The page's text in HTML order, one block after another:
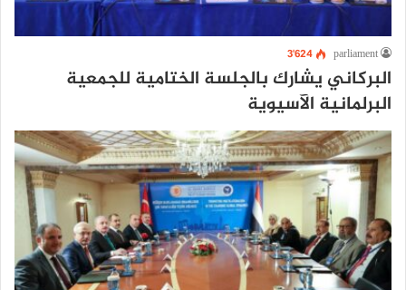
parliament 3٬624
البركاني يشارك بالجلسة الختامية للجمعية
البرلمانية الآسيوية